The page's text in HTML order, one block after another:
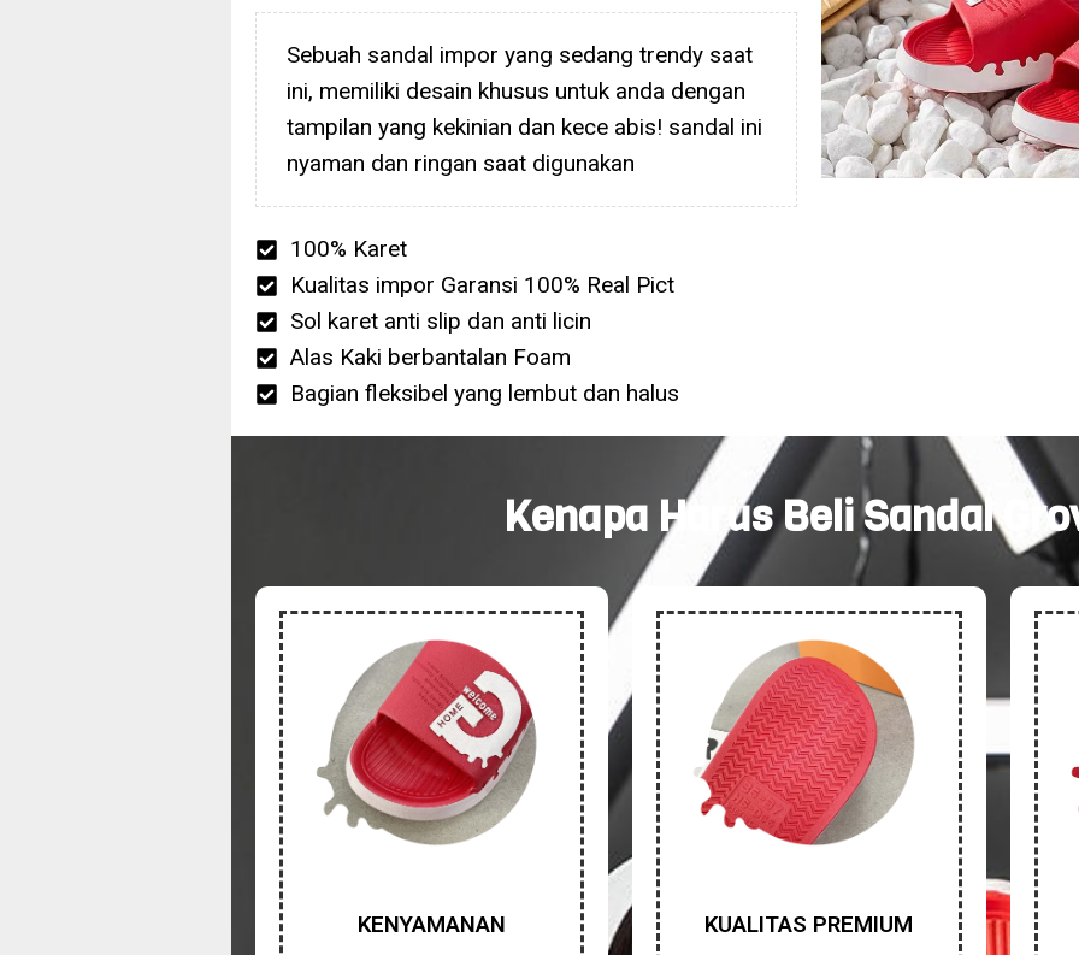
Sebuah sandal impor yang sedang trendy saat
ini, memiliki desain khusus untuk anda dengan
tampilan yang kekinian dan kece abis! sandal ini
nyaman dan ringan saat digunakan
100% Karet
Kualitas impor Garansi 100% Real Pict
Sol karet anti slip dan anti licin
Alas Kaki berbantalan Foam
Bagian fleksibel yang lembut dan halus
Kenapa Harus Beli Sandal
KENYAMANAN KUALITAS PREMIUM